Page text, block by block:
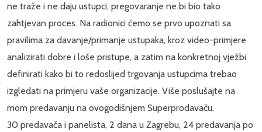
ne traže i ne daju ustupci, pregovaranje ne bi bio tako
zahtjevan proces. Na radionici ćemo se prvo upoznati sa
pravilima za davanje/primanje ustupaka, kroz video-primjere
analizirati dobre i loše pristupe, a zatim na konkretnoj vježbi
definirati kako bi to redoslijed trgovanja ustupcima trebao
izgledati na primjeru vaše organizacije. Više poslušajte na
mom predavanju na ovogodišnjem Superprodavaču.
30 predavača i panelista, 2 dana u Zagrebu, 24 predavanja po